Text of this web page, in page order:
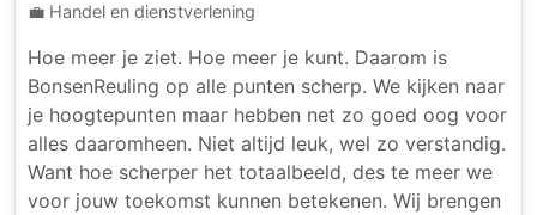
💼 Handel en dienstverlening
Hoe meer je ziet. Hoe meer je kunt. Daarom is
BonsenReuling op alle punten scherp. We kijken naar
je hoogtepunten maar hebben net zo goed oog voor
alles daaromheen. Niet altijd leuk, wel zo verstandig.
Want hoe scherper het totaalbeeld, des te meer we
voor jouw toekomst kunnen betekenen. Wij brengen